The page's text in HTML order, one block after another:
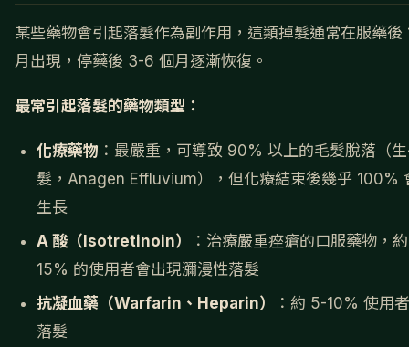
某些藥物會引起落髮作為副作用，這類掉髮通常在服藥後
月出現，停藥後 3-6 個月逐漸恢復。
最常引起落髮的藥物類型：
化療藥物 ：最嚴重，可導致 90% 以上的毛髮脫落（
髮，Anagen Effluvium），但化療結束後幾乎 100%
生長
A 酸（Isotretinoin）
：治療嚴重痤瘡的口服藥物，
15% 的使用者會出現瀰漫性落髮
抗凝血藥（Warfarin、Heparin）
：約 5-10% 使用
落髮